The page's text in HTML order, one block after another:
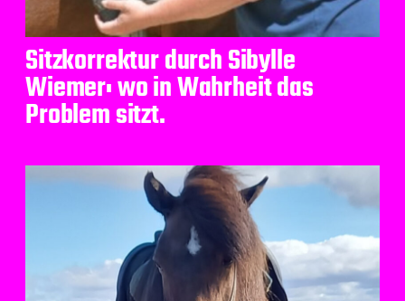
Sitzkorrektur durch Sibylle
Wiemer: wo in Wahrheit das
Problem sitzt.